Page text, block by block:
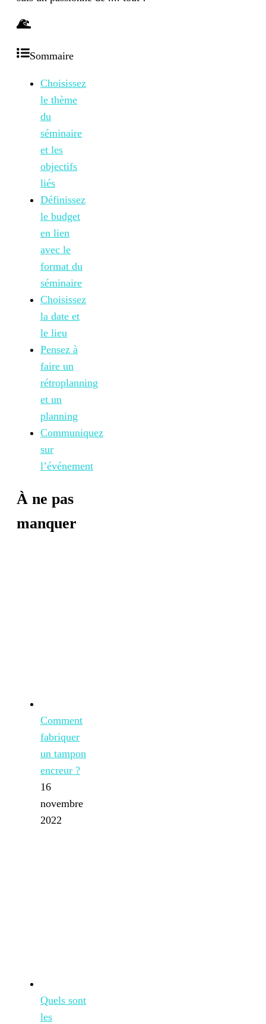
Sommaire
Choisissez
le thème
du
séminaire
et les
objectifs
liés
Définissez
le budget
en lien
avec le
format du
séminaire
Choisissez
la date et
le lieu
Pensez à
faire un
rétroplanning
et un
planning
Communiquez
sur
l’événement
À ne pas
manquer
Comment
fabriquer
un tampon
encreur ?
16
novembre
2022
Quels sont
les